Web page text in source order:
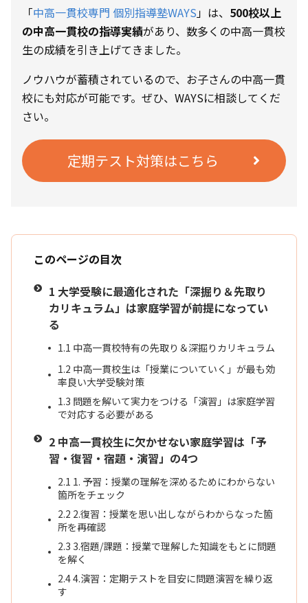
「中高一貫校専門 個別指導塾WAYS」は、 500校以上
の中高一貫校の指導実績があり、数多くの中高一貫校
生の成績を引き上げてきました。
ノウハウが蓄積されているので、お子さんの中高一貫
校にも対応が可能です。ぜひ、WAYSに相談してくだ
さい。
定期テスト対策はこちら
このページの目次
1 大学受験に最適化された「深掘り＆先取り
カリキュラム」は家庭学習が前提になってい
る
1.1 中高一貫校特有の先取り＆深掘りカリキュラム
1.2 中高一貫校生は「授業についていく」が最も効
率良い大学受験対策
1.3 問題を解いて実力をつける「演習」は家庭学習
で対応する必要がある
2 中高一貫校生に欠かせない家庭学習は「予
習・復習・宿題・演習」の4つ
2.1 1. 予習：授業の理解を深めるためにわからない
箇所をチェック
2.2 2.復習：授業を思い出しながらわからなった箇
所を再確認
2.3 3.宿題/課題：授業で理解した知識をもとに問題
を解く
2.44.演習：定期テストを目安に問題演習を繰り返
す